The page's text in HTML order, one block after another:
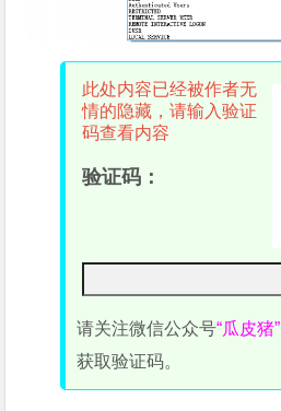
此处内容已经被作者无
情的隐藏，请输入验证
码查看内容
验证码：
请关注微信公众号“瓜皮猪”
获取验证码。